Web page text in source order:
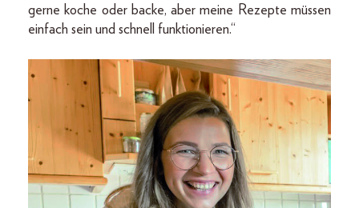
gerne koche oder backe, aber meine Rezepte müssen
einfach sein und schnell funktionieren.“